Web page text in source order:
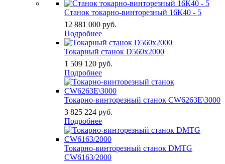
Станок токарно-винторезный 16К40 - 5
12 881 000 руб.
Подробнее
Токарный станок D560x2000
1 509 120 руб.
Подробнее
Токарно-винторезный станок CW6263E\3000
3 825 224 руб.
Подробнее
Токарно-винторезный станок DMTG
CW6163/2000